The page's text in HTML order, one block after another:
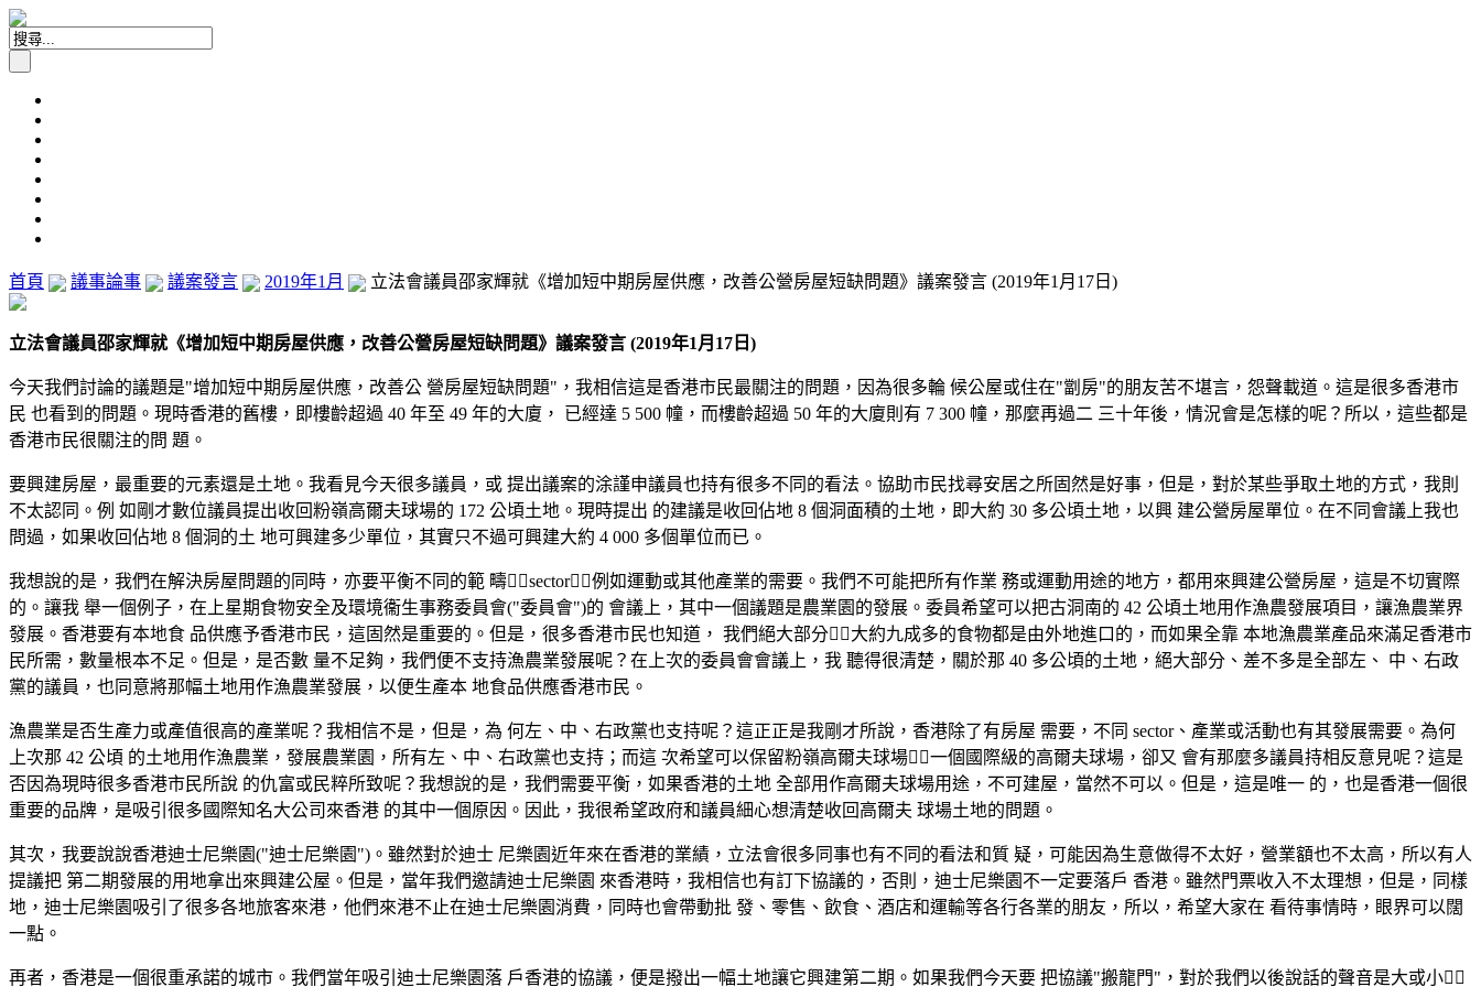
首頁 議事論事 議案發言 2019年1月 立法會議員邵家輝就《增加短中期房屋供應，改善公營房屋短缺問題》議案發言 (2019年1月17日)
立法會議員邵家輝就《增加短中期房屋供應，改善公營房屋短缺問題》議案發言 (2019年1月17日)
今天我們討論的議題是"增加短中期房屋供應，改善公 營房屋短缺問題"，我相信這是香港市民最關注的問題，因為很多輪 候公屋或住在"劏房"的朋友苦不堪言，怨聲載道。這是很多香港市
民 也看到的問題。現時香港的舊樓，即樓齡超過 40 年至 49 年的大廈， 已經達 5 500 幢，而樓齡超過 50 年的大廈則有 7 300 幢，那麼再過二 三十年後，情況會是怎樣的呢？所以，這些都是
香港市民很關注的問 題。
要興建房屋，最重要的元素還是土地。我看見今天很多議員，或 提出議案的涂謹申議員也持有很多不同的看法。協助市民找尋安居之所固然是好事，但是，對於某些爭取土地的方式，我則
不太認同。例 如剛才數位議員提出收回粉嶺高爾夫球場的 172 公頃土地。現時提出 的建議是收回佔地 8 個洞面積的土地，即大約 30 多公頃土地，以興 建公營房屋單位。在不同會議上我也
問過，如果收回佔地 8 個洞的土 地可興建多少單位，其實只不過可興建大約 4 000 多個單位而已。
我想說的是，我們在解決房屋問題的同時，亦要平衡不同的範 疇sector例如運動或其他產業的需要。我們不可能把所有作業 務或運動用途的地方，都用來興建公營房屋，這是不切實際
的。讓我 舉一個例子，在上星期食物安全及環境衞生事務委員會("委員會")的 會議上，其中一個議題是農業園的發展。委員希望可以把古洞南的 42 公頃土地用作漁農發展項目，讓漁農業界
發展。香港要有本地食 品供應予香港市民，這固然是重要的。但是，很多香港市民也知道， 我們絕大部分大約九成多的食物都是由外地進口的，而如果全靠 本地漁農業產品來滿足香港市
民所需，數量根本不足。但是，是否數 量不足夠，我們便不支持漁農業發展呢？在上次的委員會會議上，我 聽得很清楚，關於那 40 多公頃的土地，絕大部分、差不多是全部左、 中、右政
黨的議員，也同意將那幅土地用作漁農業發展，以便生產本 地食品供應香港市民。
漁農業是否生產力或產值很高的產業呢？我相信不是，但是，為 何左、中、右政黨也支持呢？這正正是我剛才所說，香港除了有房屋 需要，不同 sector、產業或活動也有其發展需要。為何
上次那 42 公頃 的土地用作漁農業，發展農業園，所有左、中、右政黨也支持；而這 次希望可以保留粉嶺高爾夫球場一個國際級的高爾夫球場，卻又 會有那麼多議員持相反意見呢？這是
否因為現時很多香港市民所說 的仇富或民粹所致呢？我想說的是，我們需要平衡，如果香港的土地 全部用作高爾夫球場用途，不可建屋，當然不可以。但是，這是唯一 的，也是香港一個很
重要的品牌，是吸引很多國際知名大公司來香港 的其中一個原因。因此，我很希望政府和議員細心想清楚收回高爾夫 球場土地的問題。
其次，我要說說香港迪士尼樂園("迪士尼樂園")。雖然對於迪士 尼樂園近年來在香港的業績，立法會很多同事也有不同的看法和質 疑，可能因為生意做得不太好，營業額也不太高，所以有人
提議把 第二期發展的用地拿出來興建公屋。但是，當年我們邀請迪士尼樂園 來香港時，我相信也有訂下協議的，否則，迪士尼樂園不一定要落戶 香港。雖然門票收入不太理想，但是，同樣
地，迪士尼樂園吸引了很多各地旅客來港，他們來港不止在迪士尼樂園消費，同時也會帶動批 發、零售、飲食、酒店和運輸等各行各業的朋友，所以，希望大家在 看待事情時，眼界可以闊
一點。
再者，香港是一個很重承諾的城市。我們當年吸引迪士尼樂園落 戶香港的協議，便是撥出一幅土地讓它興建第二期。如果我們今天要 把協議"搬龍門"，對於我們以後說話的聲音是大或小